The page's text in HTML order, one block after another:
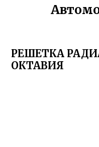
РЕШЕТКА
ОКТАВИЯ